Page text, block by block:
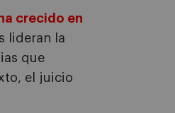
crecido en
lideran la
que
el juicio